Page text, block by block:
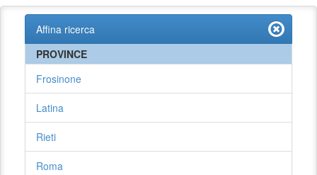
Affina ricerca
PROVINCE
Frosinone
Latina
Rieti
Roma